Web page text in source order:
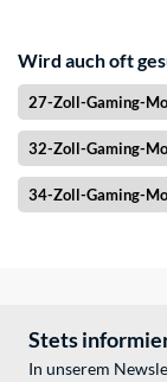
Wird auch oft
27-Zoll-Gaming-
32-Zoll-Gaming-
34-Zoll-Gaming-
Stets
In unserem